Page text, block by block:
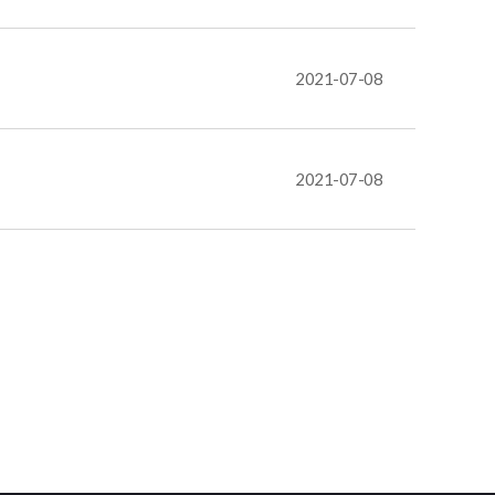
2021-07-08
2021-07-08